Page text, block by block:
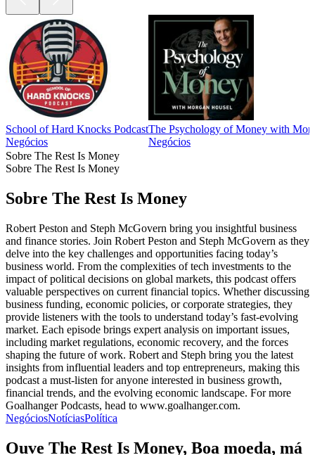
School of Hard Knocks Podcast
Negócios
The Psychology of Money with
Negócios
Sobre The Rest Is Money
Sobre The Rest Is Money
Sobre The Rest Is Money
Robert Peston and Steph McGovern bring you insightful business
and finance stories. Join Robert Peston and Steph McGovern as they
delve into the key challenges and opportunities facing today’s
business world. From the complexities of tech investments to the
impact of political decisions on global markets, this podcast offers
valuable perspectives on current financial topics. Whether discussing
business funding, economic policies, or corporate strategies, they
provide listeners with the tools to understand today’s fast-evolving
market. Each episode brings expert analysis on important issues,
including market regulations, economic recovery, and the forces
shaping the future of work. Robert and Steph bring you the latest
insights from influential leaders and top entrepreneurs, making this
podcast a must-listen for anyone interested in business growth,
financial trends, and the evolving economic landscape. For more
Goalhanger Podcasts, head to www.goalhanger.com.
NegóciosNotíciasPolítica
Ouve The Rest Is Money, Boa moeda, má